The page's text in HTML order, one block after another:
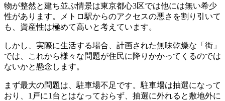
物が整然と建ち並ぶ情景は東京都心3区では他には無い希少
性があります。メトロ駅からのアクセスの悪さを割り引いて
も、資産性は極めて高いと考えています。
しかし、実際に生活する場合、計画された無味乾燥な「街」
では、これから様々な問題が住民に降りかかってくるのでは
ないかと懸念します。
まず最大の問題は、駐車場不足です。駐車場は抽選になって
おり、1戸に1台とはなっておらず、抽選に外れると敷地外に